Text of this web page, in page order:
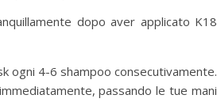
dopo aver applicato K18
ogni 4-6 shampoo consecutivamente.
passando le tue mani